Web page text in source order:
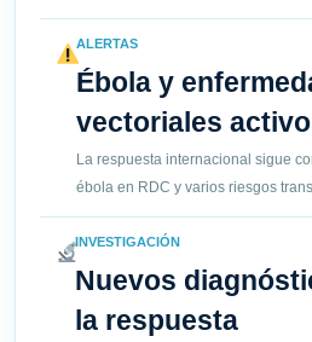
ALERTAS
Ébola y
vectoriales
La respuesta internacional sigue
ébola en RDC y varios riesgos
INVESTIGACIÓN
Nuevos
la respuesta